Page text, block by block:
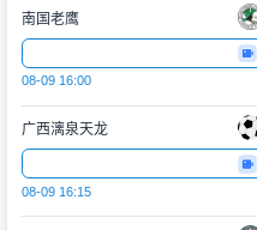
南国老鹰
08-09 16:00
广西漓泉天龙
08-09 16:15